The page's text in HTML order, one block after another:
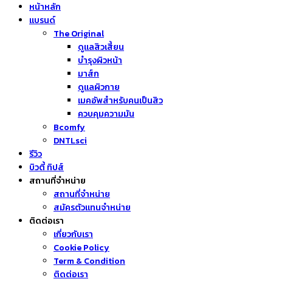
หน้าหลัก
แบรนด์
The Original
ดูแลสิวเสี้ยน
บำรุงผิวหน้า
มาส์ก
ดูแลผิวกาย
เมคอัพสำหรับคนเป็นสิว
ควบคุมความมัน
Bcomfy
DNTLsci
รีวิว
บิวตี้ ทิปส์
สถานที่จำหน่าย
สถานที่จำหน่าย
สมัครตัวแทนจำหน่าย
ติดต่อเรา
เกี่ยวกับเรา
Cookie Policy
Term & Condition
ติดต่อเรา